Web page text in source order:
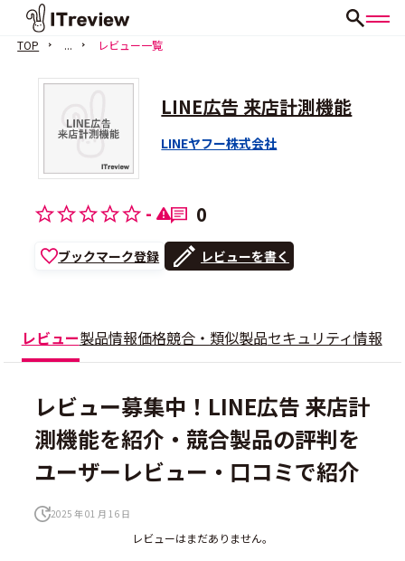
TOP ... レビュー一覧
LINE広告 来店計測機能
LINEヤフー株式会社
- 0
ブックマーク登録 レビューを書く
レビュー製品情報価格競合・類似製品セキュリティ情報
レビュー募集中！LINE広告 来店計
測機能を紹介・競合製品の評判を
ユーザーレビュー・口コミで紹介
2025 年 01 月 16 日
レビューはまだありません。